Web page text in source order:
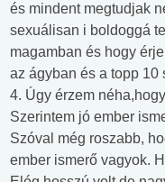
és mindent megtudjak
sexuálisan i boldoggá
magamban és hogy
az ágyban és a topp
4. Úgy érzem
Szerintem jó ember
Szóval még roszabb,
ember ismerő vagyok.